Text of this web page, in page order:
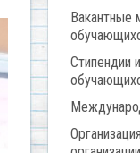
Вакантные
Стипендии